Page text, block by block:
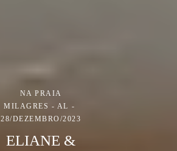
NA PRAIA
MILAGRES - AL
28/DEZEMBRO/2023
ELIANE &